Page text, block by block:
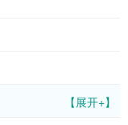
【展开+】